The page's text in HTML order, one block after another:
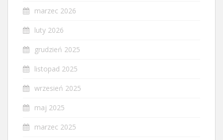
marzec 2026
luty 2026
grudzień 2025
listopad 2025
wrzesień 2025
maj 2025
marzec 2025